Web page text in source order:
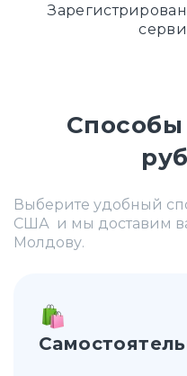
Способы
Выберите удобный
США и мы доставим
Молдову.